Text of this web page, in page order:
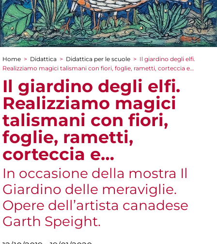
Tu sei qui
Home > Didattica > Didattica per le scuole > Il giardino degli elfi.
Realizziamo magici talismani con fiori, foglie, rametti, corteccia e…
Il giardino degli elfi.
Realizziamo magici
talismani con fiori,
foglie, rametti,
corteccia e…
In occasione della mostra Il
Giardino delle meraviglie.
Opere dell’artista canadese
Garth Speight.